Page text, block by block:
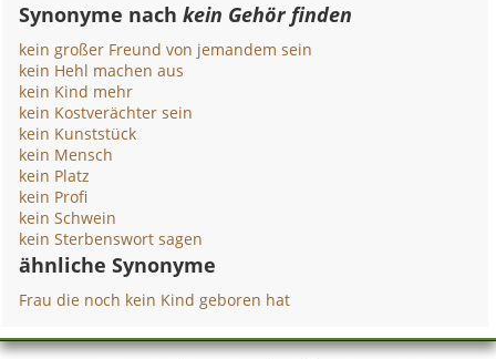
Synonyme nachkein Gehör finden
kein großer Freund von jemandem sein
kein Hehl machen aus
kein Kind mehr
kein Kostverächter sein
kein Kunststück
kein Mensch
kein Platz
kein Profi
kein Schwein
kein Sterbenswort sagen
ähnliche Synonyme
Frau die noch kein Kind geboren hat